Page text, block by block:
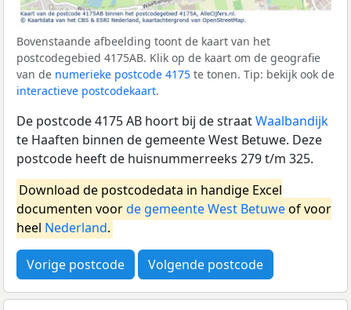
Bovenstaande afbeelding toont de kaart van het
postcodegebied 4175AB. Klik op de kaart om de geografie
van de numerieke postcode 4175 te tonen. Tip: bekijk ook de
interactieve postcodekaart.
De postcode 4175 AB hoort bij de straatWaalbandijk
te Haaften binnen de gemeente West Betuwe. Deze
postcode heeft de huisnummerreeks 279 t/m 325.
Download de postcodedata in handige Excel
documenten voorde gemeente West Betuweof voor
heel Nederland.
Vorige postcode Volgende postcode